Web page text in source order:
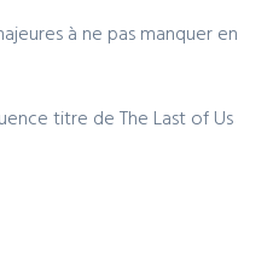
à ne pas manquer en
titre de The Last of Us